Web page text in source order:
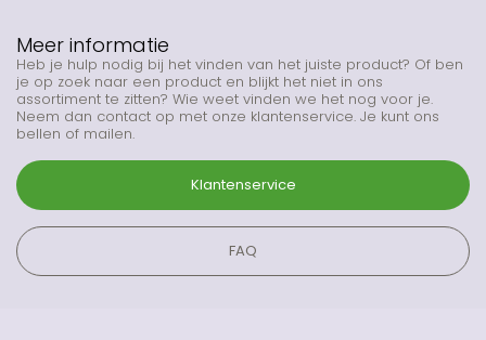
Meer informatie
Heb je hulp nodig bij het vinden van het juiste product? Of ben
je op zoek naar een product en blijkt het niet in ons
assortiment te zitten? Wie weet vinden we het nog voor je.
Neem dan contact op met onze klantenservice. Je kunt ons
bellen of mailen.
Klantenservice
FAQ